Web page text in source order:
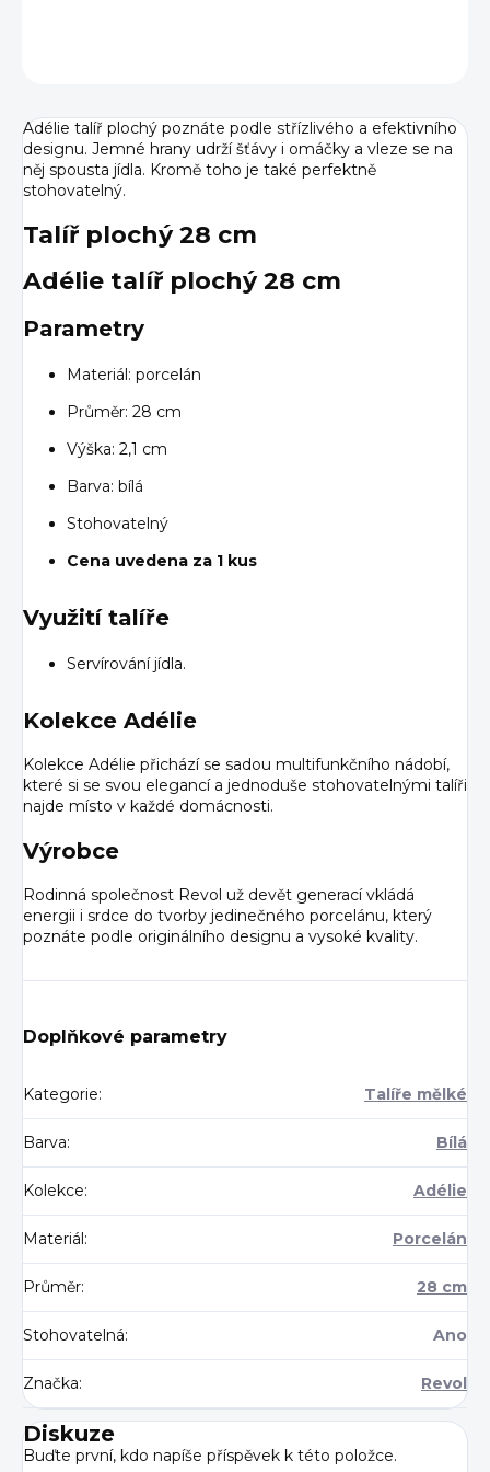
Adélie talíř plochý poznáte podle střízlivého a efektivního
designu. Jemné hrany udrží šťávy i omáčky a vleze se na
něj spousta jídla. Kromě toho je také perfektně
stohovatelný.
Talíř plochý 28 cm
Adélie talíř plochý 28 cm
Parametry
Materiál: porcelán
Průměr: 28 cm
Výška: 2,1 cm
Barva: bílá
Stohovatelný
Cena uvedena za 1 kus
Využití talíře
Servírování jídla.
Kolekce Adélie
Kolekce Adélie přichází se sadou multifunkčního nádobí,
které si se svou elegancí a jednoduše stohovatelnými talíři
najde místo v každé domácnosti.
Výrobce
Rodinná společnost Revol už devět generací vkládá
energii i srdce do tvorby jedinečného porcelánu, který
poznáte podle originálního designu a vysoké kvality.
Doplňkové parametry
Kategorie: Talíře mělké
Barva: Bílá
Kolekce: Adélie
Materiál: Porcelán
Průměr: 28 cm
Stohovatelná: Ano
Značka: Revol
Diskuze
Buďte první, kdo napíše příspěvek k této položce.